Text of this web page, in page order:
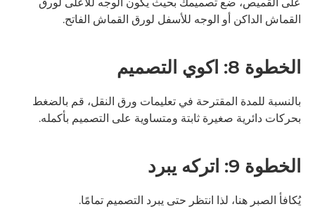
على القميص، ضع تصميمك بحيث يكون الوجه للأعلى لورق
القماش الداكن أو الوجه للأسفل لورق القماش الفاتح.
الخطوة 8: اكوي التصميم
بالنسبة للمدة المقترحة في تعليمات ورق النقل، قم بالضغط
بحركات دائرية صغيرة ثابتة ومتساوية على التصميم بأكمله.
الخطوة 9: اتركه يبرد
يُكافأ الصبر هنا، لذا انتظر حتى يبرد التصميم تمامًا.